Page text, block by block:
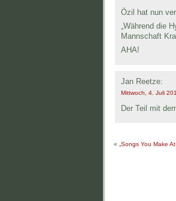
Özil hat nun
„Während die
Mannschaft
AHA!
Jan Reetze:
Mittwoch, 4. Juli
Der Teil mit
« „Songs You Make At